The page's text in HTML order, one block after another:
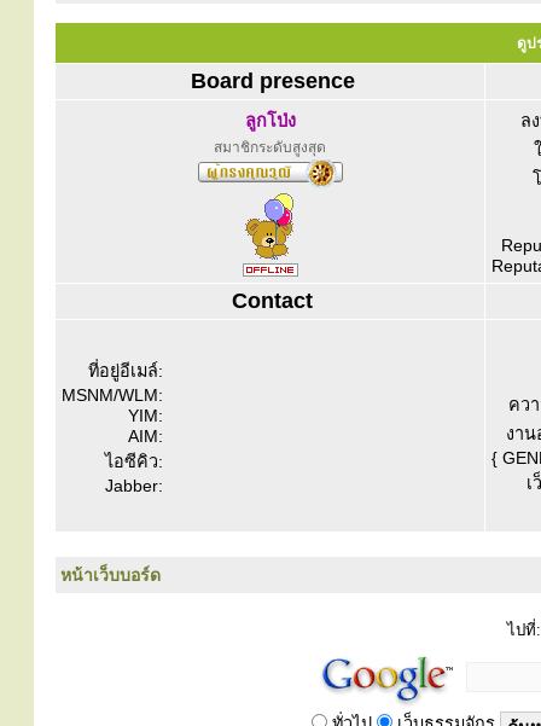
ดูป
Board presence
ลูกโป่ง
สมาชิกระดับสูงสุด
ล
Contact
ที่อยู่อีเมล์:
MSNM/WLM:
YIM:
AIM:
ไอซีคิว:
Jabber:
คว
งาน
{
เ
หน้าเว็บบอร์ด
ไปที่: